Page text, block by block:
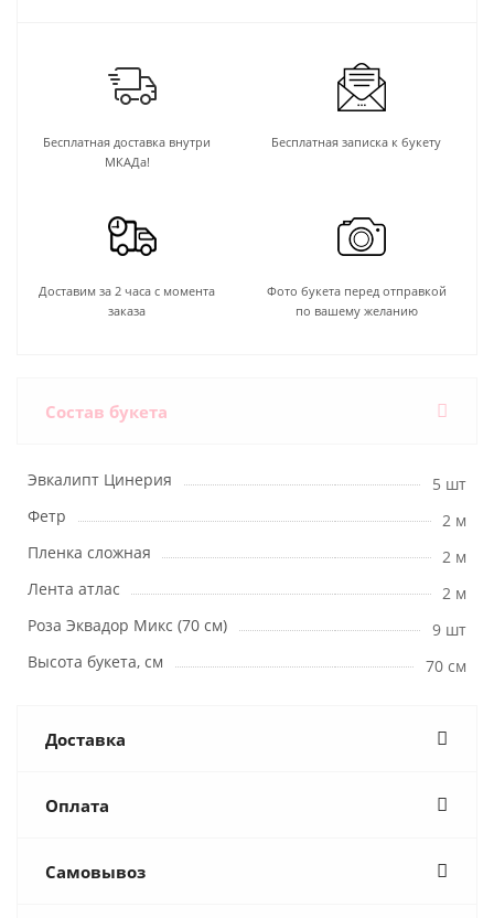
Бесплатная доставка внутри
МКАДа!
Бесплатная записка к букету
Доставим за 2 часа с момента
заказа
Фото букета перед отправкой
по вашему желанию
Состав букета
Эвкалипт Цинерия
5 шт
Фетр
2 м
Пленка сложная
2 м
Лента атлас
2 м
Роза Эквадор Микс (70 см)
9 шт
Высота букета, см
70 см
Доставка
Оплата
Самовывоз